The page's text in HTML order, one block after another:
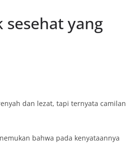
yang
dan lezat, tapi ternyata camilan
bahwa pada kenyataannya